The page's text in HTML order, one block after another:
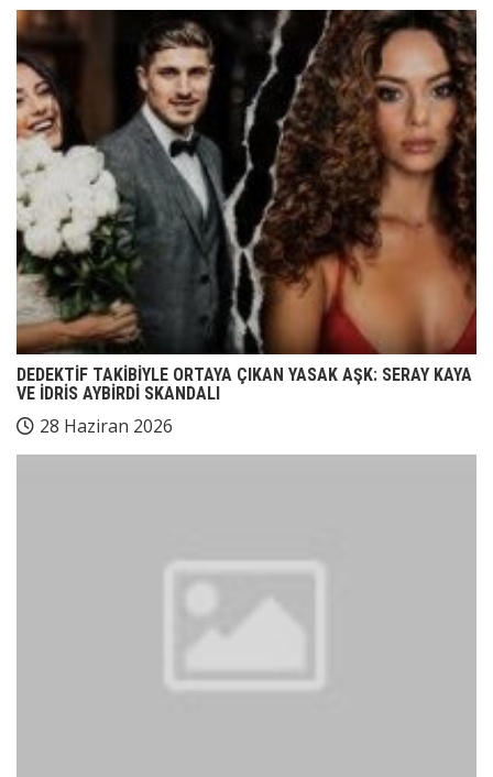
DEDEKTİF TAKİBİYLE ORTAYA ÇIKAN YASAK AŞK: SERAY KAYA
VE İDRİS AYBİRDİ SKANDALI
28 Haziran 2026